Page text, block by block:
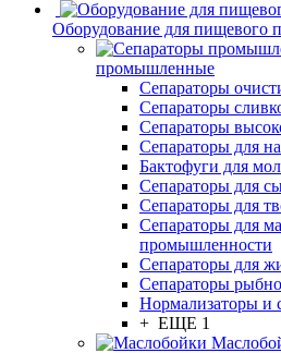
Оборудование для пищевого
промышленные
Сепараторы
Сепараторы
Сепараторы
Сепараторы для
Бактофуги для
Сепараторы для
Сепараторы для
Сепараторы для
промышленности
Сепараторы для
Сепараторы
Нормализаторы и
+ ЕЩЕ 1